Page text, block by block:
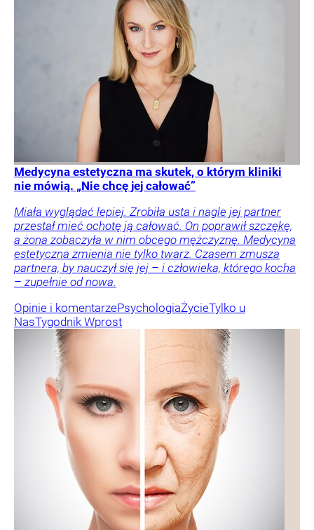
Medycyna estetyczna ma skutek, o którym kliniki
nie mówią. „Nie chcę jej całować”
Miała wyglądać lepiej. Zrobiła usta i nagle jej partner
przestał mieć ochotę ją całować. On poprawił szczękę,
a żona zobaczyła w nim obcego mężczyznę. Medycyna
estetyczna zmienia nie tylko twarz. Czasem zmusza
partnera, by nauczył się jej – i człowieka, którego kocha
– zupełnie od nowa.
Opinie i komentarzePsychologiaŻycieTylko u
NasTygodnik Wprost